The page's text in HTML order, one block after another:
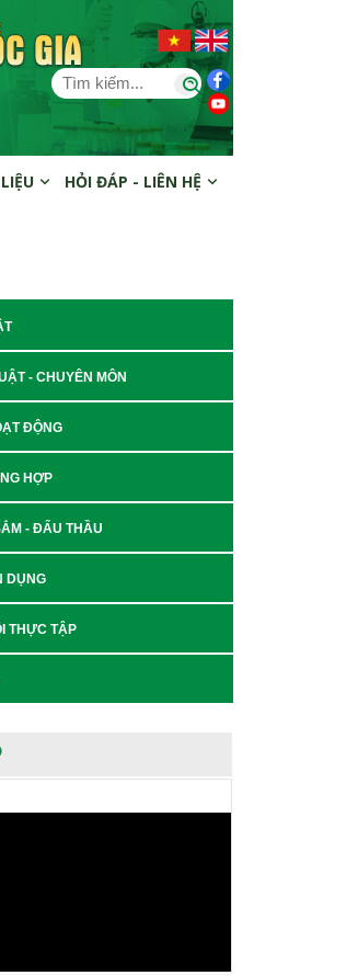
HỎI ĐÁP - LIÊN HỆ
- CHUYÊN MÔN
ĐỘNG
HỢP
- ĐẤU THẦU
DỤNG
THỰC TẬP